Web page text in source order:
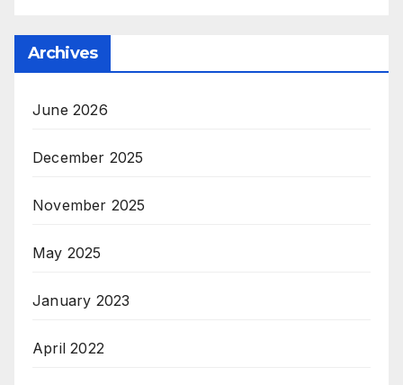
Archives
June 2026
December 2025
November 2025
May 2025
January 2023
April 2022